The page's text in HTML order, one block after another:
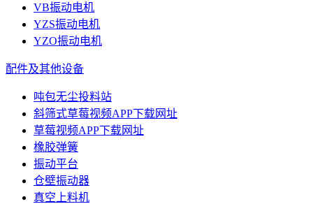
VB振动电机
YZS振动电机
YZO振动电机
配件及其他设备
吨包无尘投料站
斜筛式草莓视频APP下载网址
草莓视频APP下载网址
橡胶弹簧
振动平台
仓壁振动器
真空上料机